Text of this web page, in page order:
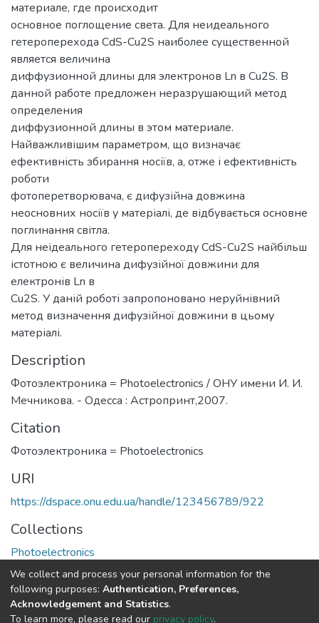
материале, где происходит
основное поглощение света. Для неидеального
гетероперехода СdS-Cu2S наиболее существенной
является величина
диффузионной длины для электронов Ln в Cu2S. В
данной работе предложен неразрушающий метод
определения
диффузионной длины в этом материале.
Найважливішим параметром, що визначає
ефективність збирання носіїв, а, отже і ефективність
роботи
фотоперетворювача, є дифузійна довжина
неосновних носіїв у матеріалі, де відбувається основне
поглинання світла.
Для неідеального гетеропереходу СdS-Cu2S найбільш
істотною є величина дифузійної довжини для
електронів Ln в
Cu2S. У даній роботі запропоновано неруйнівний
метод визначення дифузійної довжини в цьому
матеріалі.
Description
Фотоэлектроника = Photoelectronics / ОНУ имени И. И.
Мечникова. - Одесса : Астропринт,2007.
Citation
Фотоэлектроника = Photoelectronics
URI
https://dspace.onu.edu.ua/handle/123456789/922
Collections
Photoelectronics
Full item page
We collect and process your personal information for the
following purposes: Authentication, Preferences,
Acknowledgement and Statistics.
To learn more, please read our privacy policy.